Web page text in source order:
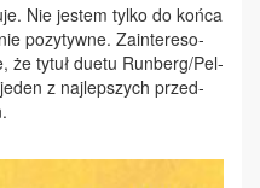
Nie je­stem tyl­ko do koń­ca
po­zy­tyw­ne. Za­in­te­re­so­
że ty­tuł du­etu Run­berg/Pel­
z naj­lep­szych przed­